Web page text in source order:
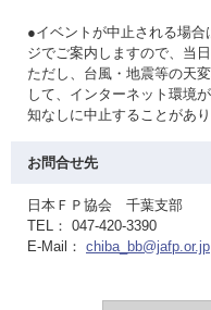
●イベントが中止される場
ジでご案内しますので、当
ただし、台風・地震等の天
して、インターネット環境
知なしに中止することがあり
お問合せ先
日本ＦＰ協会 千葉支部
TEL： 047-420-3390
E-Mail： chiba_bb@jafp.or.jp